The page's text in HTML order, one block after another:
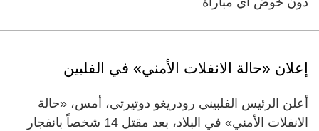
إعلان «حالة الانفلات الأمني» في الفلبين
أعلن الرئيس الفلبيني رودريغو دوتيرتي، أمس، «حالة
الانفلات الأمني» في البلاد، بعد مقتل 14 شخصاً بانفجار